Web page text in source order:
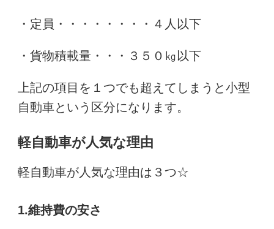
・定員・・・・・・・・４人以下
・貨物積載量・・・３５０㎏以下
上記の項目を１つでも超えてしまうと小型
自動車という区分になります。
軽自動車が人気な理由
軽自動車が人気な理由は３つ☆
1.維持費の安さ